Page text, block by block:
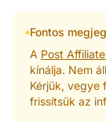
Fontos
A Post
kínálja. Nem
Kérjük, vegye
frissítsük az